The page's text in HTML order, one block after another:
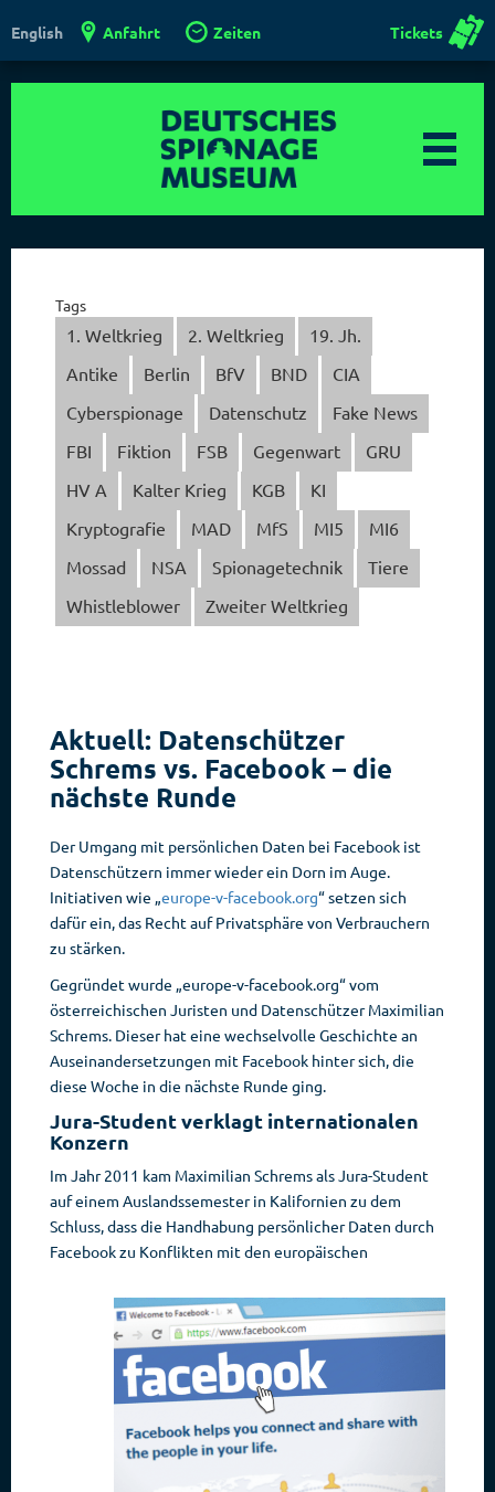
English Anfahrt Zeiten Tickets
Tags
1. Weltkrieg 2. Weltkrieg
19. Jh.
Antike
Berlin BfV BND
CIA
Cyberspionage
Datenschutz
Fake News
FBI
Fiktion FSB Gegenwart
GRU
HV A
Kalter Krieg KGB
KI
Kryptografie
MAD MfS MI5
MI6
Mossad
NSA Spionagetechnik
Tiere
Whistleblower
Zweiter Weltkrieg
Aktuell: Datenschützer
Schrems vs. Facebook – die
nächste Runde
Der Umgang mit persönlichen Daten bei Facebook ist
Datenschützern immer wieder ein Dorn im Auge.
Initiativen wie „europe-v-facebook.org“ setzen sich
dafür ein, das Recht auf Privatsphäre von Verbrauchern
zu stärken.
Gegründet wurde „europe-v-facebook.org“ vom
österreichischen Juristen und Datenschützer Maximilian
Schrems. Dieser hat eine wechselvolle Geschichte an
Auseinandersetzungen mit Facebook hinter sich, die
diese Woche in die nächste Runde ging.
Jura-Student verklagt internationalen
Konzern
Im Jahr 2011 kam Maximilian Schrems als Jura-Student
auf einem Auslandssemester in Kalifornien zu dem
Schluss, dass die Handhabung persönlicher Daten durch
Facebook zu Konflikten mit den europäischen